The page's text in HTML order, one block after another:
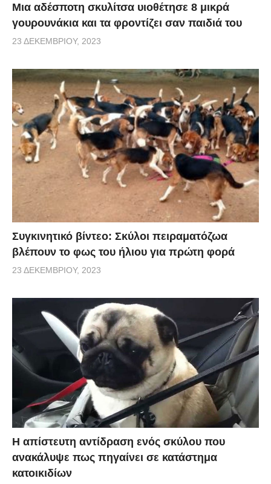
Μια αδέσποτη σκυλίτσα υιοθέτησε 8 μικρά
γουρουνάκια και τα φροντίζει σαν παιδιά του
23 ΔΕΚΕΜΒΡΊΟΥ, 2023
Συγκινητικό βίντεο: Σκύλοι πειραματόζωα
βλέπουν το φως του ήλιου για πρώτη φορά
23 ΔΕΚΕΜΒΡΊΟΥ, 2023
Η απίστευτη αντίδραση ενός σκύλου που
ανακάλυψε πως πηγαίνει σε κατάστημα
κατοικιδίων